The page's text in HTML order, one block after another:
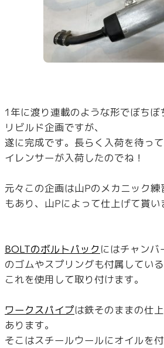
1年に渡り連載のような形でぼち
リビルド企画ですが、
遂に完成です。長らく入荷を待っ
イレンサーが入荷したのでね！
元々この企画は山Pのメカニック練
もあり、山Pによって仕上げて貰い
BOLTのボルトパック にはチャンバ
のゴムやスプリングも付属している
これを使用して取り付けます。
ワークスパイプは鉄そのままの仕
あります。
そこはスチールウールにオイルを